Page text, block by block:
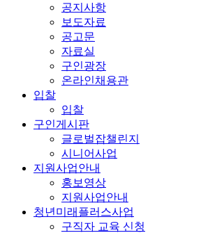
공지사항
보도자료
공고문
자료실
구인광장
온라인채용관
입찰
입찰
구인게시판
글로벌잡챌린지
시니어사업
지원사업안내
홍보영상
지원사업안내
청년미래플러스사업
구직자 교육 신청